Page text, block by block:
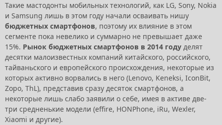
Такие мастодонты мобильных технологий, как LG, Sony, Nokia
и Samsung лишь в этом году начали осваивать нишу
бюджетных смартфонов, поэтому их влияние в этом
сегменте пока невелико и суммарно не превышает даже
15%. Рынок бюджетных смартфонов в 2014 году делят
десятки малоизвестных компаний китайского, российского,
тайваньского и европейского происхождения, некоторые из
которых активно ворвались в него (Lenovo, Keneksi, IconBit,
Zopo, ThL), представив сразу десяток смартфонов, а
некоторые лишь слабо заявили о себе, имея в активе две-
три средненькие модели (effire, HONPhone, iRu, Wexler,
Xiaomi и другие).